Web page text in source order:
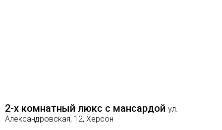
2-х комнатный люкс с мансардой ул.
Александровская, 12, Херсон